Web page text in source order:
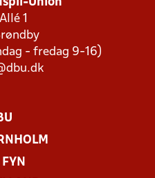
Union
1
- fredag 9-16)